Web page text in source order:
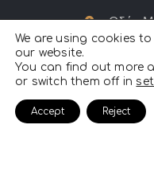
Οδός
Ελλάδα
+30
We are using cookies
our website.
You can find out more
or switch them off in
Accept Reject